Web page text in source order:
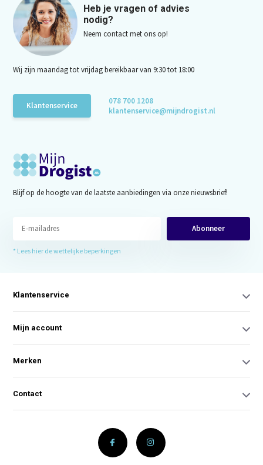
Heb je vragen of advies
nodig?
Neem contact met ons op!
Wij zijn maandag tot vrijdag bereikbaar van 9:30 tot 18:00
Klantenservice
078 700 1208
klantenservice@mijndrogist.nl
Blijf op de hoogte van de laatste aanbiedingen via onze nieuwsbrief!
Abonneer
* Lees hier de wettelijke beperkingen
Klantenservice
Mijn account
Merken
Contact